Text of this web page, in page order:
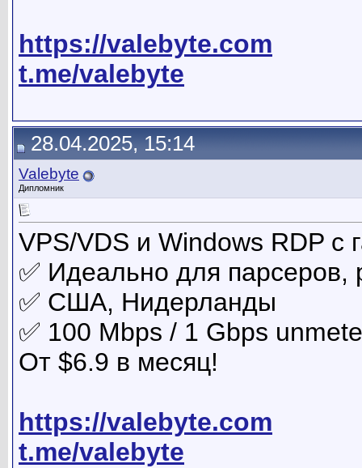
https://valebyte.com
t.me/valebyte
28.04.2025, 15:14
Valebyte
Дипломник
VPS/VDS и Windows RDP с
✅ Идеально для парсеров,
✅ США, Нидерланды
✅ 100 Mbps / 1 Gbps
От $6.9 в месяц!
https://valebyte.com
t.me/valebyte